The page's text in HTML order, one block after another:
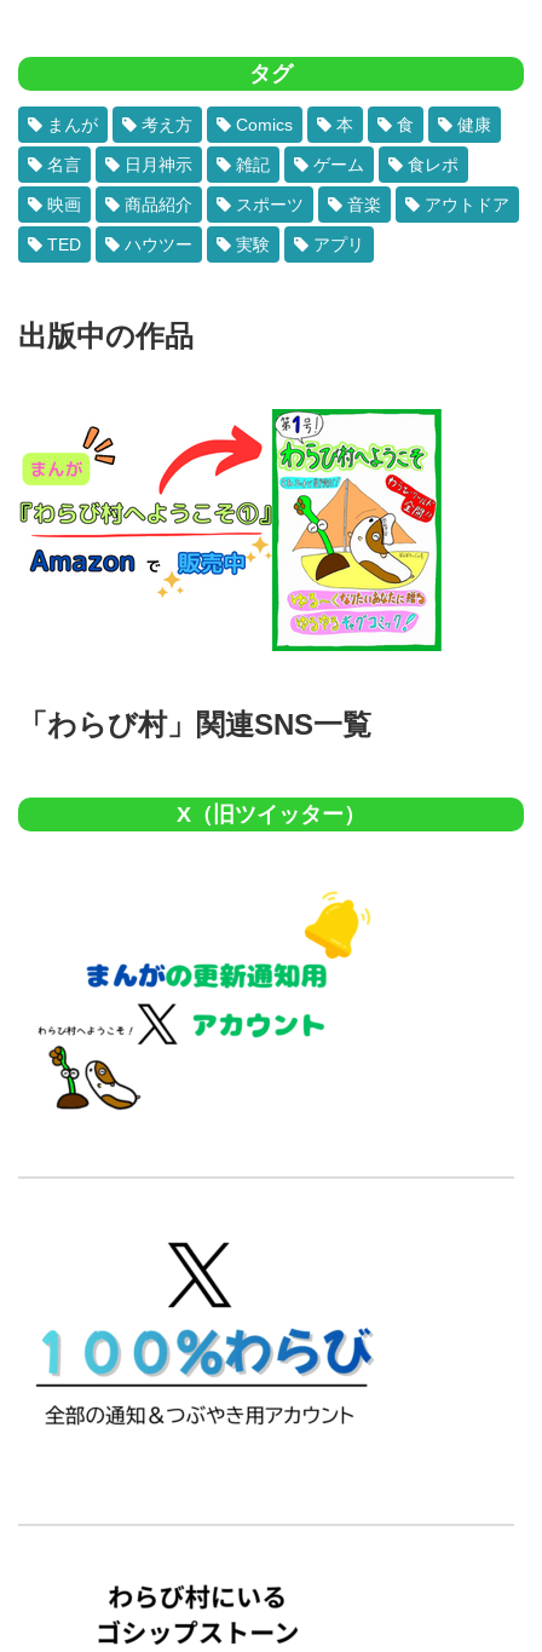
タグ
まんが 考え方 Comics 本 食 健康
名言 日月神示 雑記 ゲーム 食レポ
映画 商品紹介 スポーツ 音楽 アウトドア
TED ハウツー 実験 アプリ
出版中の作品
「わらび村」関連SNS一覧
X（旧ツイッター）